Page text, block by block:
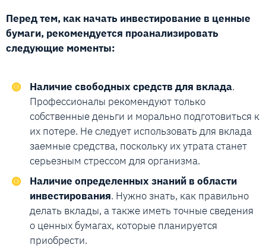
Перед тем, как начать инвестирование в ценные
бумаги, рекомендуется проанализировать
следующие моменты:
Наличие свободных средств для вклада.
Профессионалы рекомендуют только
собственные деньги и морально подготовиться к
их потере. Не следует использовать для вклада
заемные средства, поскольку их утрата станет
серьезным стрессом для организма.
Наличие определенных знаний в области
инвестирования. Нужно знать, как правильно
делать вклады, а также иметь точные сведения
о ценных бумагах, которые планируется
приобрести.